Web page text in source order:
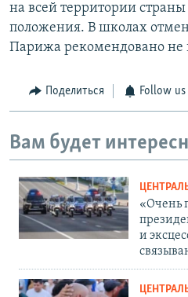
на всей территории
положения. В школах
Парижа рекомендовано не
Поделиться Follow us
Вам будет
«Очень
и